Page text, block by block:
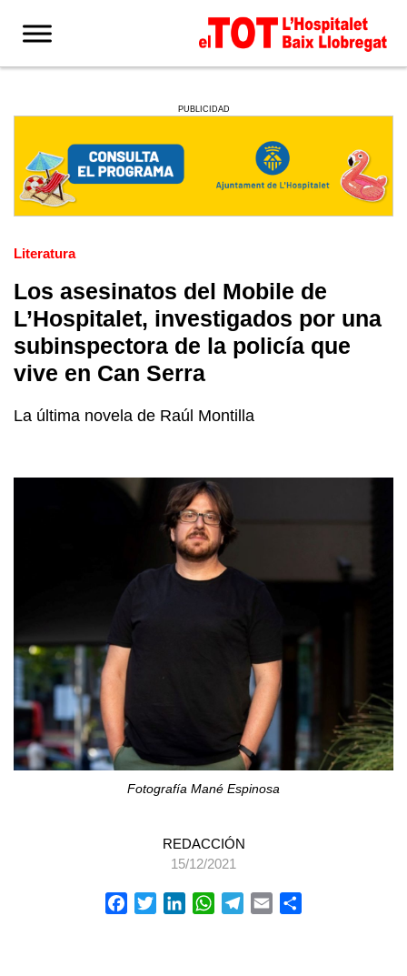
PUBLICIDAD
Literatura
Los asesinatos del Mobile de
L’Hospitalet, investigados por una
subinspectora de la policía que
vive en Can Serra
La última novela de Raúl Montilla
Fotografía Mané Espinosa
REDACCIÓN
15/12/2021
FacebookTwitterLinkedInWhatsApp
Telegram
Email